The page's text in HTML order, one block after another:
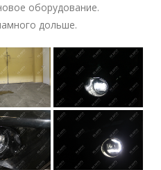
оборудование.
дольше.